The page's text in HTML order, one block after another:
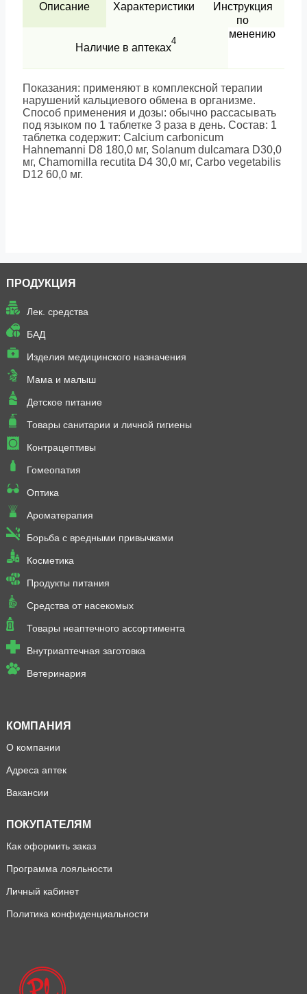
Описание Характеристики
Инструкция
по
применению
Наличие в аптеках
4
Показания: применяют в комплексной терапии
нарушений кальциевого обмена в организме.
Способ применения и дозы: обычно рассасывать
под языком по 1 таблетке 3 раза в день. Состав: 1
таблетка содержит: Calcium carbonicum
Hahnemanni D8 180,0 мг, Solanum dulcamara D30,0
мг, Chamomilla recutita D4 30,0 мг, Carbo vegetabilis
D12 60,0 мг.
ПРОДУКЦИЯ
Лек. средства
БАД
Изделия медицинского назначения
Мама и малыш
Детское питание
Товары санитарии и личной гигиены
Контрацептивы
Гомеопатия
Оптика
Ароматерапия
Борьба с вредными привычками
Косметика
Продукты питания
Средства от насекомых
Товары неаптечного ассортимента
Внутриаптечная заготовка
Ветеринария
КОМПАНИЯ
О компании
Адреса аптек
Вакансии
ПОКУПАТЕЛЯМ
Как оформить заказ
Программа лояльности
Личный кабинет
Политика конфиденциальности